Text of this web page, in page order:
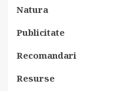
Natura
Publicitate
Recomandari
Resurse